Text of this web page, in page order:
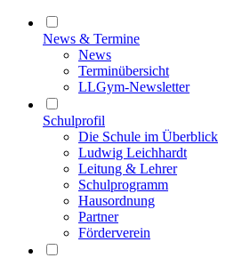
News & Termine
News
Terminübersicht
LLGym-Newsletter
Schulprofil
Die Schule im Überblick
Ludwig Leichhardt
Leitung & Lehrer
Schulprogramm
Hausordnung
Partner
Förderverein